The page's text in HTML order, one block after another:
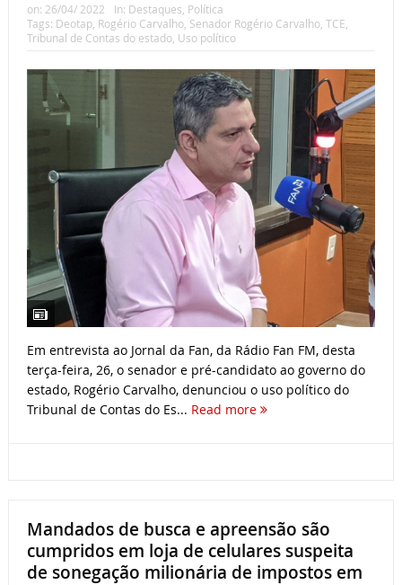
on: 26/04/ 2022 In: Destaques Política
Tags: Deotap, Rogério Carvalho, Senador Rogério Carvalho, TCE
Tribunal de Contas do estado, Uso político
Em entrevista ao Jornal da Fan, da Rádio Fan FM, desta
terça-feira, 26, o senador e pré-candidato ao governo do
estado, Rogério Carvalho, denunciou o uso político do
Tribunal de Contas do Es... Read more
Mandados de busca e apreensão são
cumpridos em loja de celulares suspeita
de sonegação milionária de impostos em